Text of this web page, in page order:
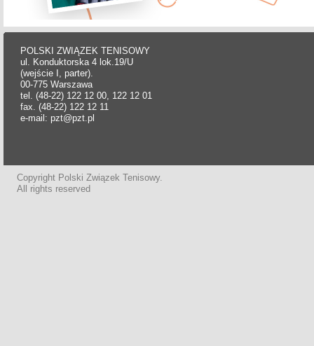
POLSKI ZWIĄZEK TENISOWY
ul. Konduktorska 4 lok.19/U
(wejście I, parter).
00-775 Warszawa
tel. (48-22) 122 12 00, 122 12 01
fax. (48-22) 122 12 11
e-mail: pzt@pzt.pl
Copyright Polski Związek Tenisowy.
All rights reserved